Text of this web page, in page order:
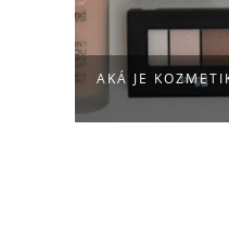
AKÁ JE